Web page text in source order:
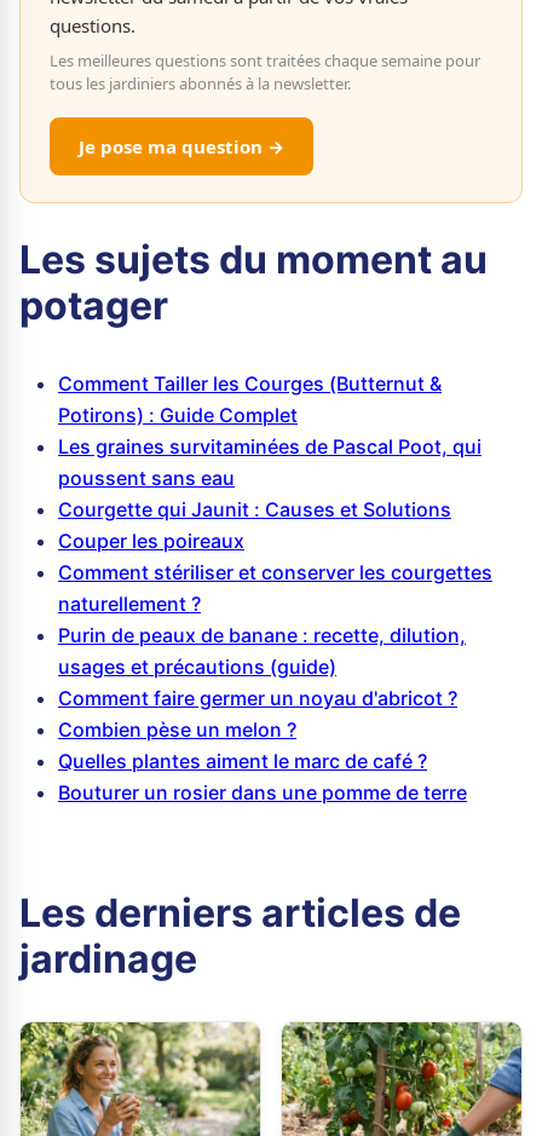
questions.
Les meilleures questions sont traitées chaque semaine pour
tous les jardiniers abonnés à la newsletter.
Je pose ma question →
Les sujets du moment au
potager
Comment Tailler les Courges (Butternut &
Potirons) : Guide Complet
Les graines survitaminées de Pascal Poot, qui
poussent sans eau
Courgette qui Jaunit : Causes et Solutions
Couper les poireaux
Comment stériliser et conserver les courgettes
naturellement ?
Purin de peaux de banane : recette, dilution,
usages et précautions (guide)
Comment faire germer un noyau d'abricot ?
Combien pèse un melon ?
Quelles plantes aiment le marc de café ?
Bouturer un rosier dans une pomme de terre
Les derniers articles de
jardinage